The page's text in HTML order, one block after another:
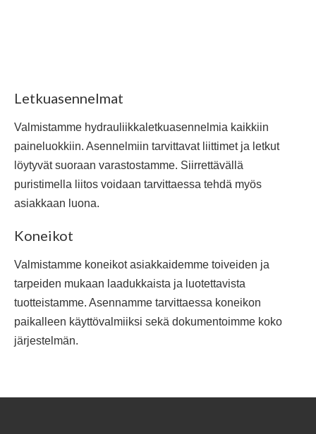
Letkuasennelmat
Valmistamme hydrauliikkaletkuasennelmia kaikkiin
paineluokkiin. Asennelmiin tarvittavat liittimet ja letkut
löytyvät suoraan varastostamme. Siirrettävällä
puristimella liitos voidaan tarvittaessa tehdä myös
asiakkaan luona.
Koneikot
Valmistamme koneikot asiakkaidemme toiveiden ja
tarpeiden mukaan laadukkaista ja luotettavista
tuotteistamme. Asennamme tarvittaessa koneikon
paikalleen käyttövalmiiksi sekä dokumentoimme koko
järjestelmän.